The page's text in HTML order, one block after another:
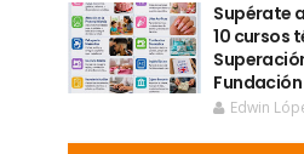
Supérate
10 cursos
Fundación
Edwin